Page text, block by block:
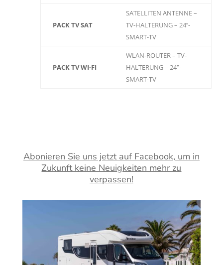
PACK TV SAT
SATELLITEN ANTENNE –
TV-HALTERUNG – 24’’-
SMART-TV
PACK TV WI-FI
WLAN-ROUTER – TV-
HALTERUNG – 24’’-
SMART-TV
Abonieren Sie uns jetzt auf Facebook, um in
Zukunft keine Neuigkeiten mehr zu
verpassen!